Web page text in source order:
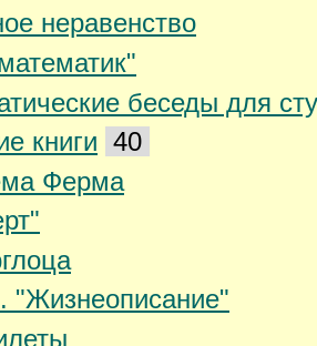
неравенство
беседы для
книги 40
Ферма
"Жизнеописание"